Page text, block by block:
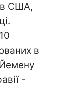
США,
в
-